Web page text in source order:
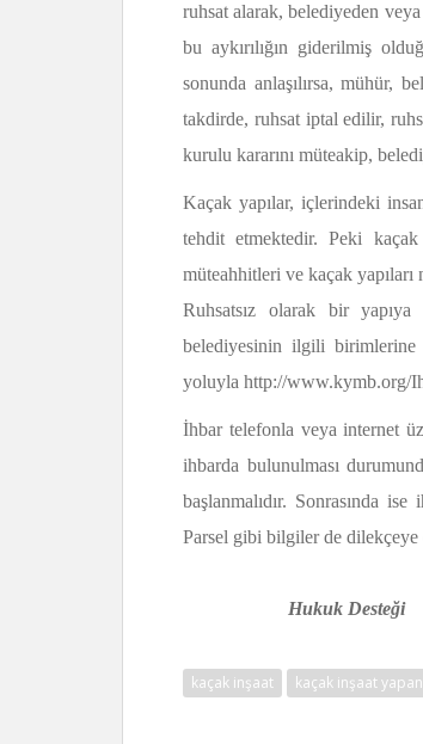
ruhsat alarak, belediyeden veya
bu aykırılığın giderilmiş
sonunda anlaşılırsa, mühür,
takdirde, ruhsat iptal edilir,
kurulu kararını müteakip,
Kaçak yapılar, içlerindeki
tehdit etmektedir. Peki
müteahhitleri ve kaçak
Ruhsatsız olarak bir yapıya
belediyesinin ilgili
yoluyla http://www.kymb.org/
İhbar telefonla veya internet
ihbarda bulunulması
başlanmalıdır. Sonrasında
Parsel gibi bilgiler de dilekçeye
Hukuk Desteği
kaçak inşaat kaçak inşaat